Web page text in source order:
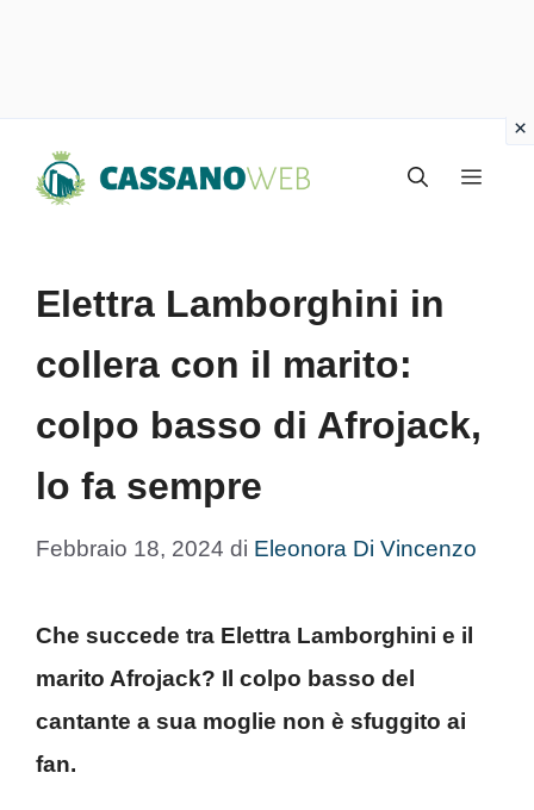
Menu
Elettra Lamborghini in
collera con il marito:
colpo basso di Afrojack,
lo fa sempre
Febbraio 18, 2024 di Eleonora Di Vincenzo
Che succede tra Elettra Lamborghini e il
marito Afrojack? Il colpo basso del
cantante a sua moglie non è sfuggito ai
fan.